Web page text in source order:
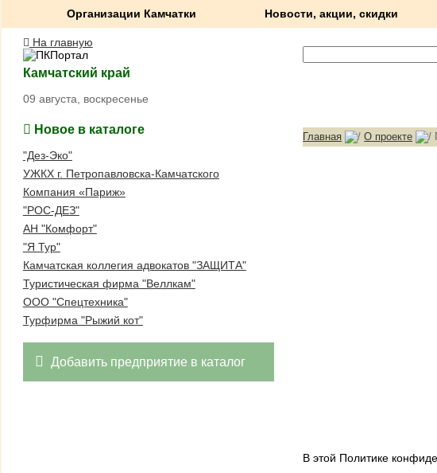
Организации Камчатки Новости, акции, скидки
На главную
Камчатский край
09 августа, воскресенье
Новое в каталоге
"Дез-Эко"
УЖКХ г. Петропавловска-Камчатского
Компания «Париж»
"РОС-ДЕЗ"
АН "Комфорт"
"Я Тур"
Камчатская коллегия адвокатов "ЗАЩИТА"
Туристическая фирма "Веллкам"
ООО "Спецтехника"
Турфирма "Рыжий кот"
Добавить предприятие в каталог
Главная О проекте
В этой Политике